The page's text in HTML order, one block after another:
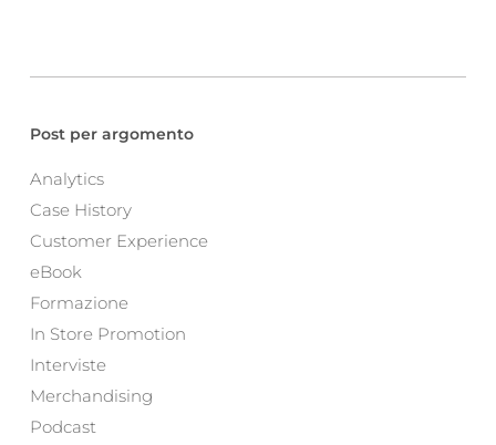
Post per argomento
Analytics
Case History
Customer Experience
eBook
Formazione
In Store Promotion
Interviste
Merchandising
Podcast